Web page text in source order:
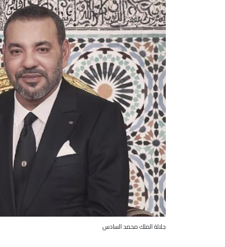
جلالة الملك محمد السادس